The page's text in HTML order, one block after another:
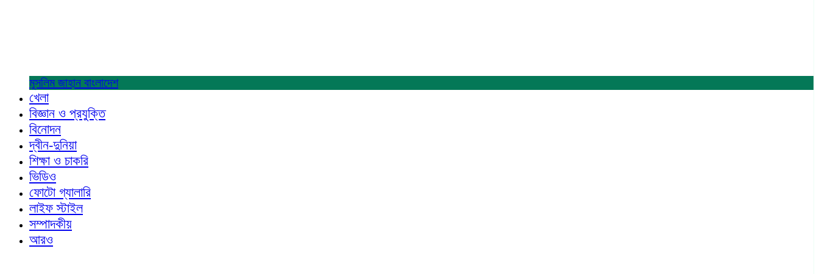
মুসলিম জাহান বাংলাদেশ
খেলা
বিজ্ঞান ও প্রযুক্তি
বিনোদন
দ্বীন-দুনিয়া
শিক্ষা ও চাকরি
ভিডিও
ফোটো গ্যালারি
লাইফ স্টাইল
সম্পাদকীয়
আরও